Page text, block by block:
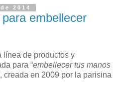
2014
embellecer
línea de productos y
para “embellecer tus manos
creada en 2009 por la parisina